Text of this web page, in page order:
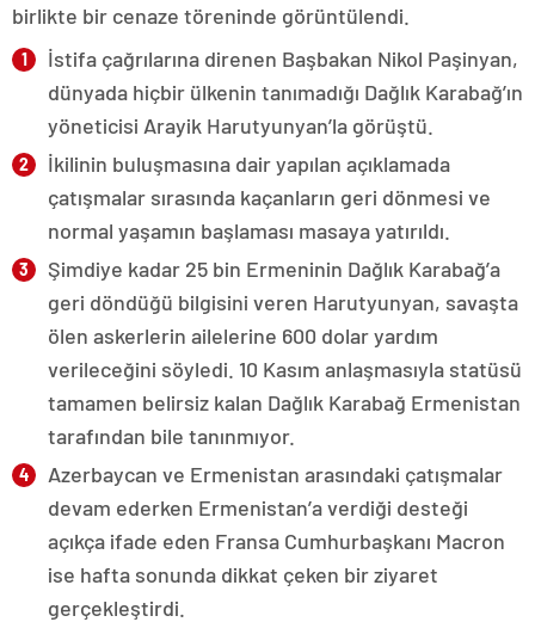
birlikte bir cenaze töreninde görüntülendi.
İstifa çağrılarına direnen Başbakan Nikol Paşinyan,
dünyada hiçbir ülkenin tanımadığı Dağlık Karabağ’ın
yöneticisi Arayik Harutyunyan’la görüştü.
İkilinin buluşmasına dair yapılan açıklamada
çatışmalar sırasında kaçanların geri dönmesi ve
normal yaşamın başlaması masaya yatırıldı.
Şimdiye kadar 25 bin Ermeninin Dağlık Karabağ’a
geri döndüğü bilgisini veren Harutyunyan, savaşta
ölen askerlerin ailelerine 600 dolar yardım
verileceğini söyledi. 10 Kasım anlaşmasıyla statüsü
tamamen belirsiz kalan Dağlık Karabağ Ermenistan
tarafından bile tanınmıyor.
Azerbaycan ve Ermenistan arasındaki çatışmalar
devam ederken Ermenistan’a verdiği desteği
açıkça ifade eden Fransa Cumhurbaşkanı Macron
ise hafta sonunda dikkat çeken bir ziyaret
gerçekleştirdi.